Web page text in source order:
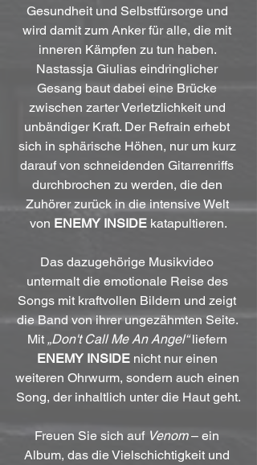
Gesundheit und Selbstfürsorge und
wird damit zum Anker für alle, die mit
inneren Kämpfen zu tun haben.
Nastassja Giulias eindringlicher
Gesang baut dabei eine Brücke
zwischen zarter Verletzlichkeit und
unbändiger Kraft. Der Refrain erhebt
sich in sphärische Höhen, nur um kurz
darauf von schneidenden Gitarrenriffs
durchbrochen zu werden, die den
Zuhörer zurück in die intensive Welt
von ENEMY INSIDE katapultieren.
Das dazugehörige Musikvideo
untermalt die emotionale Reise des
Songs mit kraftvollen Bildern und zeigt
die Band von ihrer ungezähmten Seite.
Mit „Don't Call Me An Angel“ liefern
ENEMY INSIDE nicht nur einen
weiteren Ohrwurm, sondern auch einen
Song, der inhaltlich unter die Haut geht.
Freuen Sie sich auf Venom – ein
Album, das die Vielschichtigkeit und